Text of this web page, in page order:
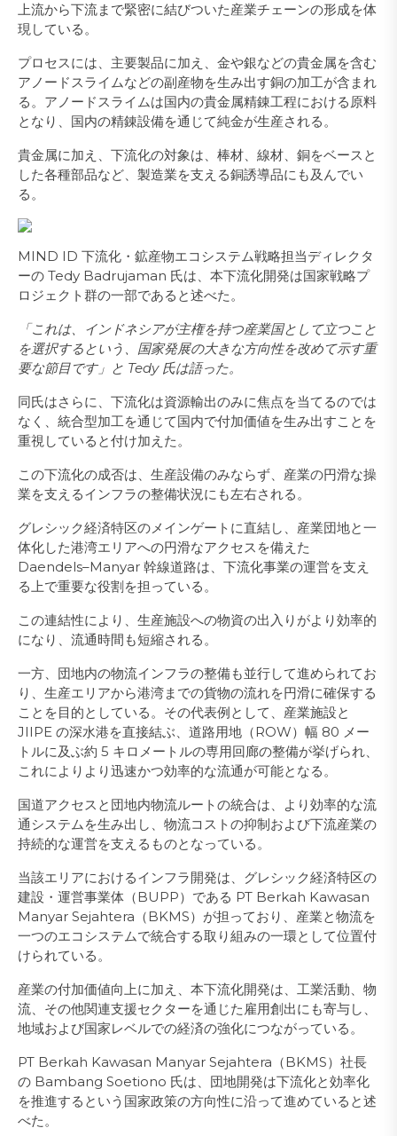
上流から下流まで緊密に結びついた産業チェーンの形成を体
現している。
プロセスには、主要製品に加え、金や銀などの貴金属を含む
アノードスライムなどの副産物を生み出す銅の加工が含まれ
る。アノードスライムは国内の貴金属精錬工程における原料
となり、国内の精錬設備を通じて純金が生産される。
貴金属に加え、下流化の対象は、棒材、線材、銅をベースと
した各種部品など、製造業を支える銅誘導品にも及んでい
る。
MIND ID 下流化・鉱産物エコシステム戦略担当ディレクタ
ーの Tedy Badrujaman 氏は、本下流化開発は国家戦略プ
ロジェクト群の一部であると述べた。
「これは、インドネシアが主権を持つ産業国として立つこと
を選択するという、国家発展の大きな方向性を改めて示す重
要な節目です」と Tedy 氏は語った。
同氏はさらに、下流化は資源輸出のみに焦点を当てるのでは
なく、統合型加工を通じて国内で付加価値を生み出すことを
重視していると付け加えた。
この下流化の成否は、生産設備のみならず、産業の円滑な操
業を支えるインフラの整備状況にも左右される。
グレシック経済特区のメインゲートに直結し、産業団地と一
体化した港湾エリアへの円滑なアクセスを備えた
Daendels–Manyar 幹線道路は、下流化事業の運営を支え
る上で重要な役割を担っている。
この連結性により、生産施設への物資の出入りがより効率的
になり、流通時間も短縮される。
一方、団地内の物流インフラの整備も並行して進められてお
り、生産エリアから港湾までの貨物の流れを円滑に確保する
ことを目的としている。その代表例として、産業施設と
JIIPE の深水港を直接結ぶ、道路用地（ROW）幅 80 メー
トルに及ぶ約 5 キロメートルの専用回廊の整備が挙げられ、
これによりより迅速かつ効率的な流通が可能となる。
国道アクセスと団地内物流ルートの統合は、より効率的な流
通システムを生み出し、物流コストの抑制および下流産業の
持続的な運営を支えるものとなっている。
当該エリアにおけるインフラ開発は、グレシック経済特区の
建設・運営事業体（BUPP）である PT Berkah Kawasan
Manyar Sejahtera（BKMS）が担っており、産業と物流を
一つのエコシステムで統合する取り組みの一環として位置付
けられている。
産業の付加価値向上に加え、本下流化開発は、工業活動、物
流、その他関連支援セクターを通じた雇用創出にも寄与し、
地域および国家レベルでの経済の強化につながっている。
PT Berkah Kawasan Manyar Sejahtera（BKMS）社長
の Bambang Soetiono 氏は、団地開発は下流化と効率化
を推進するという国家政策の方向性に沿って進めていると述
べた。